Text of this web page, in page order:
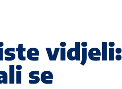
vidjeli:
se